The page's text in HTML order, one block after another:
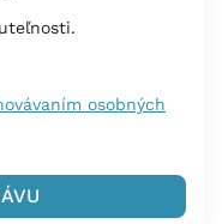
osobných